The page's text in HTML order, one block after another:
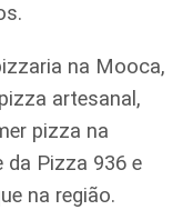
na Mooca,
artesanal,
pizza na
da Pizza 936 e
na região.